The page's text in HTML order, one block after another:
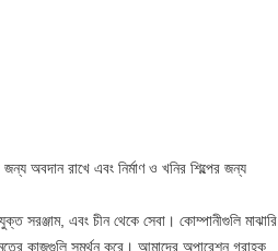
অবদান রাখে এবং নির্মাণ ও খনির শিল্পের জন্য
সরঞ্জাম, এবং চীন থেকে সেবা। কোম্পানীগুলি মাঝারি
কাজগুলি সমর্থন করে। আমাদের অপারেশন গ্রাহক